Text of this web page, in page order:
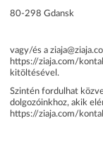
80-298 Gdansk
vagy/és a
https://ziaja.com/
kitöltésével.
Szintén fordulhat
dolgozóinkhoz, akik
https://ziaja.com/